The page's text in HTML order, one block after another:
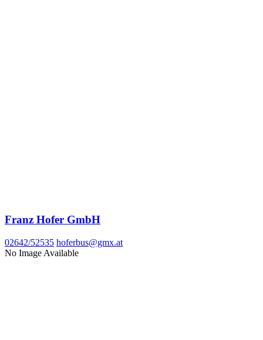
Franz Hofer GmbH
02642/52535 hoferbus@gmx.at
No Image Available